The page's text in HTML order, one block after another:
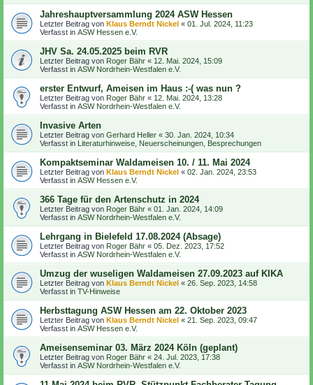
Jahreshauptversammlung 2024 ASW Hessen
Letzter Beitrag von Klaus Berndt Nickel « 01. Jul. 2024, 11:23
Verfasst in ASW Hessen e.V.
JHV Sa. 24.05.2025 beim RVR
Letzter Beitrag von Roger Bähr « 12. Mai. 2024, 15:09
Verfasst in ASW Nordrhein-Westfalen e.V.
erster Entwurf, Ameisen im Haus :-( was nun ?
Letzter Beitrag von Roger Bähr « 12. Mai. 2024, 13:28
Verfasst in ASW Nordrhein-Westfalen e.V.
Invasive Arten
Letzter Beitrag von Gerhard Heller « 30. Jan. 2024, 10:34
Verfasst in Literaturhinweise, Neuerscheinungen, Besprechungen
Kompaktseminar Waldameisen 10. / 11. Mai 2024
Letzter Beitrag von Klaus Berndt Nickel « 02. Jan. 2024, 23:53
Verfasst in ASW Hessen e.V.
366 Tage für den Artenschutz in 2024
Letzter Beitrag von Roger Bähr « 01. Jan. 2024, 14:09
Verfasst in ASW Nordrhein-Westfalen e.V.
Lehrgang in Bielefeld 17.08.2024 (Absage)
Letzter Beitrag von Roger Bähr « 05. Dez. 2023, 17:52
Verfasst in ASW Nordrhein-Westfalen e.V.
Umzug der wuseligen Waldameisen 27.09.2023 auf KIKA
Letzter Beitrag von Klaus Berndt Nickel « 26. Sep. 2023, 14:58
Verfasst in TV-Hinweise
Herbsttagung ASW Hessen am 22. Oktober 2023
Letzter Beitrag von Klaus Berndt Nickel « 21. Sep. 2023, 09:47
Verfasst in ASW Hessen e.V.
Ameisenseminar 03. März 2024 Köln (geplant)
Letzter Beitrag von Roger Bähr « 24. Jul. 2023, 17:38
Verfasst in ASW Nordrhein-Westfalen e.V.